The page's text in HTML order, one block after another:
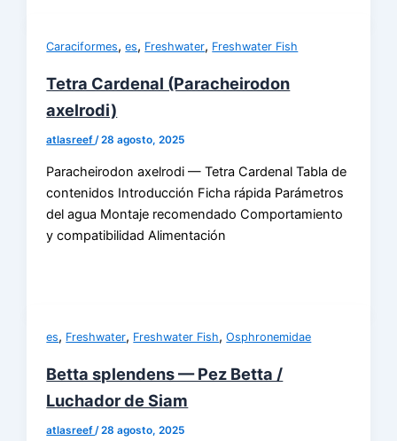
Caraciformes,es, Freshwater, Freshwater Fish
Tetra Cardenal (Paracheirodon
axelrodi)
atlasreef/28 agosto, 2025
Paracheirodon axelrodi — Tetra Cardenal Tabla de
contenidos Introducción Ficha rápida Parámetros
del agua Montaje recomendado Comportamiento
y compatibilidad Alimentación
es, Freshwater, Freshwater Fish,Osphronemidae
Betta splendens — Pez Betta /
Luchador de Siam
atlasreef /28 agosto, 2025